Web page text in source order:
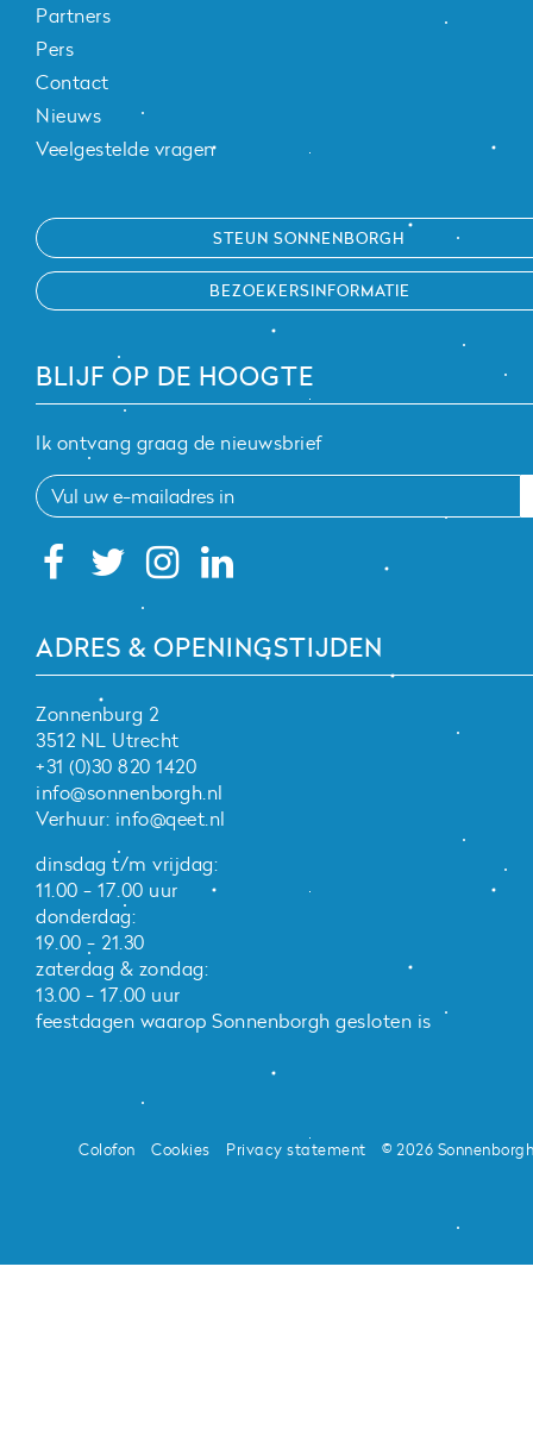
Partners
Pers
Contact
Nieuws
Veelgestelde vragen
STEUN SONNENBORGH
BEZOEKERSINFORMATIE
BLIJF OP DE HOOGTE
Ik ontvang graag de nieuwsbrief
ADRES & OPENINGSTIJDEN
Zonnenburg 2
3512 NL Utrecht
+31 (0)30 820 1420
info@sonnenborgh.nl
Verhuur: info@qeet.nl
dinsdag t/m vrijdag:
11.00 - 17.00 uur
donderdag:
19.00 - 21.30
zaterdag & zondag:
13.00 - 17.00 uur
feestdagen waarop Sonnenborgh gesloten is
Colofon Cookies Privacy statement © 2026 Sonnenborgh